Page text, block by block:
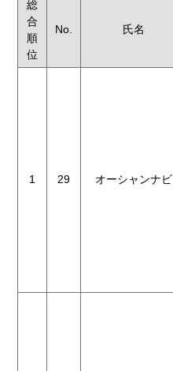
総
合
順
位
No. 氏名
1 29 オーシャンナビ